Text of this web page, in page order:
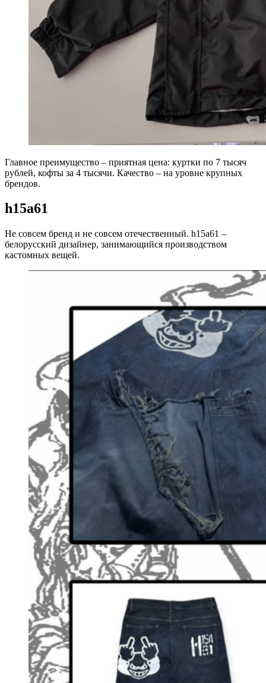
Главное преимущество – приятная цена: куртки по 7 тысяч
рублей, кофты за 4 тысячи. Качество – на уровне крупных
брендов.
h15a61
Не совсем бренд и не совсем отечественный. h15a61 –
белорусский дизайнер, занимающийся производством
кастомных вещей.